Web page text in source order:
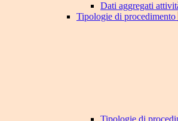
Dati aggregati
Tipologie di procedimento